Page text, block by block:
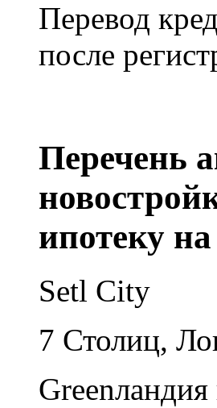
Перевод
после
Перечень
ипотеку
Setl City
7 Столиц,